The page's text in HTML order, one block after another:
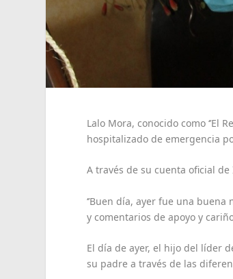
Lalo Mora, conocido como ‘’El
hospitalizado de emergencia
A través de su cuenta oficial
‘’Buen día, ayer fue una
y comentarios de apoyo y
El día de ayer, el hijo del líder
su padre a través de las